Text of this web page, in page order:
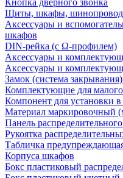
Кнопка дверного звонка
Щиты, шкафы, шинопровод
Аксессуары и
шкафов
DIN-рейка (с Ω-профилем)
Аксессуары и
Аксессуары и
Замок (система
Комплектующие для
Компонент для установки
Материал маркировочный
Панель
Рукоятка
Табличка
Корпуса шкафов
Бокс пластиковый